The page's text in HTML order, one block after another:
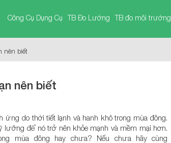
Công Cụ Dụng Cụ TB Đo Lường TB đo môi trường
nên biết
nên biết
ứng do thời tiết lạnh và hanh khô trong mùa đông.
lưỡng để nó trở nên khỏe mạnh và mềm mại hơn.
mùa đông hay chưa? Nếu chưa hãy cùng